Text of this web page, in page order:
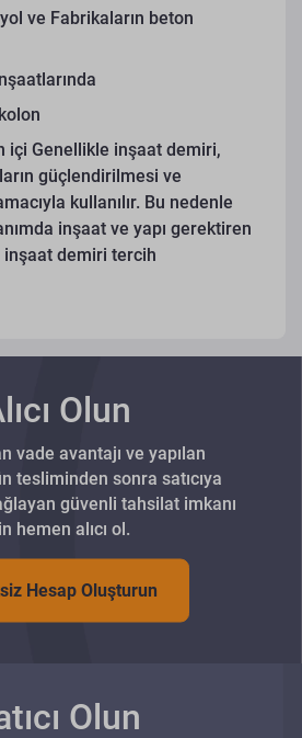
ve Fabrikaların beton
içi Genellikle inşaat demiri,
güçlendirilmesi ve
kullanılır. Bu nedenle
inşaat ve yapı gerektiren
demiri tercih
Olun
vade avantajı ve yapılan
tesliminden sonra satıcıya
güvenli tahsilat imkanı
hemen alıcı ol.
Hesap Oluşturun
Olun